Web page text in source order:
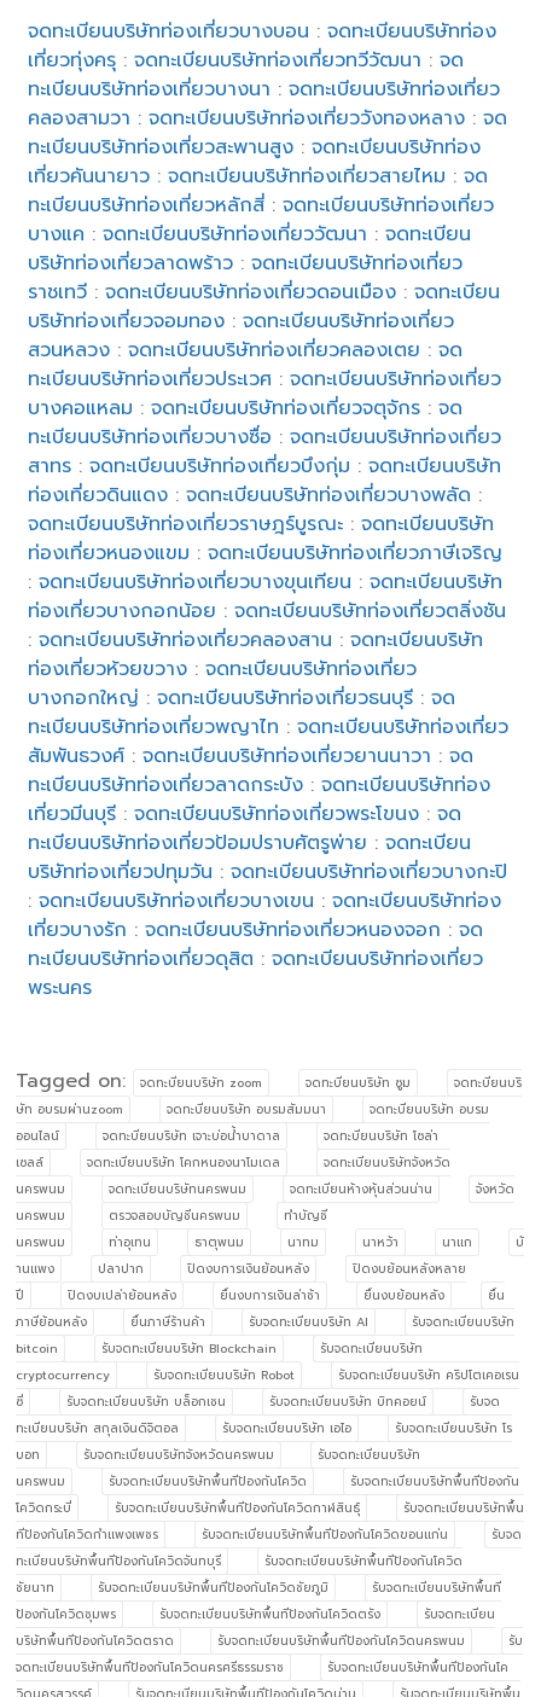
จดทะเบียนบริษัทท่องเที่ยวบางบอน :จดทะเบียนบริษัทท่อง
เที่ยวทุ่งครุ :จดทะเบียนบริษัทท่องเที่ยวทวีวัฒนา :จด
ทะเบียนบริษัทท่องเที่ยวบางนา :จดทะเบียนบริษัทท่องเที่ยว
คลองสามวา :จดทะเบียนบริษัทท่องเที่ยววังทองหลาง :จด
ทะเบียนบริษัทท่องเที่ยวสะพานสูง :จดทะเบียนบริษัทท่อง
เที่ยวคันนายาว :จดทะเบียนบริษัทท่องเที่ยวสายไหม :จด
ทะเบียนบริษัทท่องเที่ยวหลักสี่ :จดทะเบียนบริษัทท่องเที่ยว
บางแค :จดทะเบียนบริษัทท่องเที่ยววัฒนา :จดทะเบียน
บริษัทท่องเที่ยวลาดพร้าว :จดทะเบียนบริษัทท่องเที่ยว
ราชเทวี :จดทะเบียนบริษัทท่องเที่ยวดอนเมือง :จดทะเบียน
บริษัทท่องเที่ยวจอมทอง :จดทะเบียนบริษัทท่องเที่ยว
สวนหลวง :จดทะเบียนบริษัทท่องเที่ยวคลองเตย :จด
ทะเบียนบริษัทท่องเที่ยวประเวศ :จดทะเบียนบริษัทท่องเที่ยว
บางคอแหลม :จดทะเบียนบริษัทท่องเที่ยวจตุจักร :จด
ทะเบียนบริษัทท่องเที่ยวบางซื่อ :จดทะเบียนบริษัทท่องเที่ยว
สาทร :จดทะเบียนบริษัทท่องเที่ยวบึงกุ่ม :จดทะเบียนบริษัท
ท่องเที่ยวดินแดง :จดทะเบียนบริษัทท่องเที่ยวบางพลัด :
จดทะเบียนบริษัทท่องเที่ยวราษฎร์บูรณะ :จดทะเบียนบริษัท
ท่องเที่ยวหนองแขม :จดทะเบียนบริษัทท่องเที่ยวภาษีเจริญ
:จดทะเบียนบริษัทท่องเที่ยวบางขุนเทียน :จดทะเบียนบริษัท
ท่องเที่ยวบางกอกน้อย :จดทะเบียนบริษัทท่องเที่ยวตลิ่งชัน
:จดทะเบียนบริษัทท่องเที่ยวคลองสาน :จดทะเบียนบริษัท
ท่องเที่ยวห้วยขวาง :จดทะเบียนบริษัทท่องเที่ยว
บางกอกใหญ่ :จดทะเบียนบริษัทท่องเที่ยวธนบุรี :จด
ทะเบียนบริษัทท่องเที่ยวพญาไท :จดทะเบียนบริษัทท่องเที่ยว
สัมพันธวงศ์ :จดทะเบียนบริษัทท่องเที่ยวยานนาวา :จด
ทะเบียนบริษัทท่องเที่ยวลาดกระบัง :จดทะเบียนบริษัทท่อง
เที่ยวมีนบุรี :จดทะเบียนบริษัทท่องเที่ยวพระโขนง :จด
ทะเบียนบริษัทท่องเที่ยวป้อมปราบศัตรูพ่าย :จดทะเบียน
บริษัทท่องเที่ยวปทุมวัน :จดทะเบียนบริษัทท่องเที่ยวบางกะปิ
:จดทะเบียนบริษัทท่องเที่ยวบางเขน :จดทะเบียนบริษัทท่อง
เที่ยวบางรัก :จดทะเบียนบริษัทท่องเที่ยวหนองจอก :จด
ทะเบียนบริษัทท่องเที่ยวดุสิต :จดทะเบียนบริษัทท่องเที่ยว
พระนคร
Tagged on: จดทะบียนบริษัท zoom จดทะบียนบริษัท ซูม
จดทะบียนบริ
ษัท อบรมผ่านzoom
จดทะบียนบริษัท อบรมสัมมนา
จดทะบียนบริษัท อบรม
ออนไลน์
จดทะบียนบริษัท เจาะบ่อน้ำบาดาล
จดทะบียนบริษัท โซล่า
เซลล์
จดทะเบียนบริษัท โคกหนองนาโมเดล
จดทะเบียนบริษัทจังหวัด
นครพนม
จดทะเบียนบริษัทนครพนม จดทะเบียนห้างหุ้นส่วนน่าน
จังหวัด
นครพนม
ตรวจสอบบัญชีนครพนม
ทำบัญชี
นครพนม
ท่าอุเทน ธาตุพนม นาทม นาหว้า นาแก
บ้
านแพง
ปลาปาก ปิดงบการเงินย้อนหลัง
ปิดงบย้อนหลังหลาย
ปี
ปิดงบเปล่าย้อนหลัง ยื่นงบการเงินล่าช้า ยื่นงบย้อนหลัง
ยื่น
ภาษีย้อนหลัง
ยื่นภาษีร้านค้า รับจดทะเบียนบริษัท AI
รับจดทะเบียนบริษัท
bitcoin
รับจดทะเบียนบริษัท Blockchain
รับจดทะเบียนบริษัท
cryptocurrency
รับจดทะเบียนบริษัท Robot
รับจดทะเบียนบริษัท คริปโตเคอเรน
ซี่
รับจดทะเบียนบริษัท บล็อกเชน รับจดทะเบียนบริษัท บิทคอยน์
รับจด
ทะเบียนบริษัท สกุลเงินดิจิตอล
รับจดทะเบียนบริษัท เอไอ
รับจดทะเบียนบริษัท โร
บอท
รับจดทะเบียนบริษัทจังหวัดนครพนม
รับจดทะเบียนบริษัท
นครพนม
รับจดทะเบียนบริษัทพื้นทีป้องกันโควิด
รับจดทะเบียนบริษัทพื้นทีป้องกัน
โควิดกระบี่
รับจดทะเบียนบริษัทพื้นทีป้องกันโควิดกาฬสินธุ์
รับจดทะเบียนบริษัทพื้น
ทีป้องกันโควิดกำแพงเพชร
รับจดทะเบียนบริษัทพื้นทีป้องกันโควิดขอนแก่น
รับจด
ทะเบียนบริษัทพื้นทีป้องกันโควิดจันทบุรี
รับจดทะเบียนบริษัทพื้นทีป้องกันโควิด
ชัยนาท
รับจดทะเบียนบริษัทพื้นทีป้องกันโควิดชัยภูมิ
รับจดทะเบียนบริษัทพื้นที
ป้องกันโควิดชุมพร
รับจดทะเบียนบริษัทพื้นทีป้องกันโควิดตรัง
รับจดทะเบียน
บริษัทพื้นทีป้องกันโควิดตราด
รับจดทะเบียนบริษัทพื้นทีป้องกันโควิดนครพนม
รับ
จดทะเบียนบริษัทพื้นทีป้องกันโควิดนครศรีธรรมราช
รับจดทะเบียนบริษัทพื้นทีป้องกันโค